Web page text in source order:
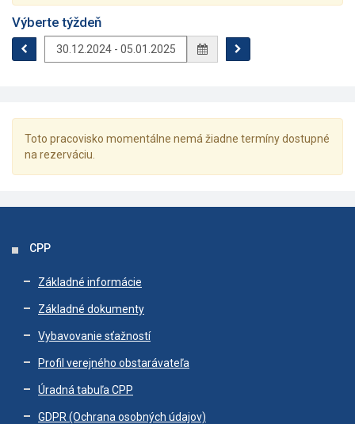
Výberte týždeň
Toto pracovisko momentálne nemá žiadne termíny dostupné
na rezerváciu.
CPP
Základné informácie
Základné dokumenty
Vybavovanie sťažností
Profil verejného obstarávateľa
Úradná tabuľa CPP
GDPR (Ochrana osobných údajov)